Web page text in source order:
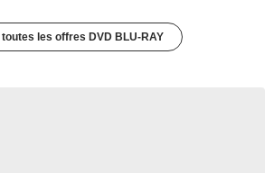
toutes les offres DVD BLU-RAY